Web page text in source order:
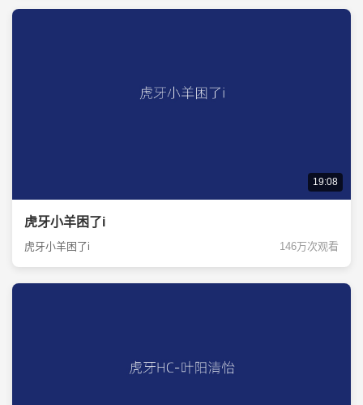
19:08
虎牙小羊困了i
虎牙小羊困了i 146万次观看